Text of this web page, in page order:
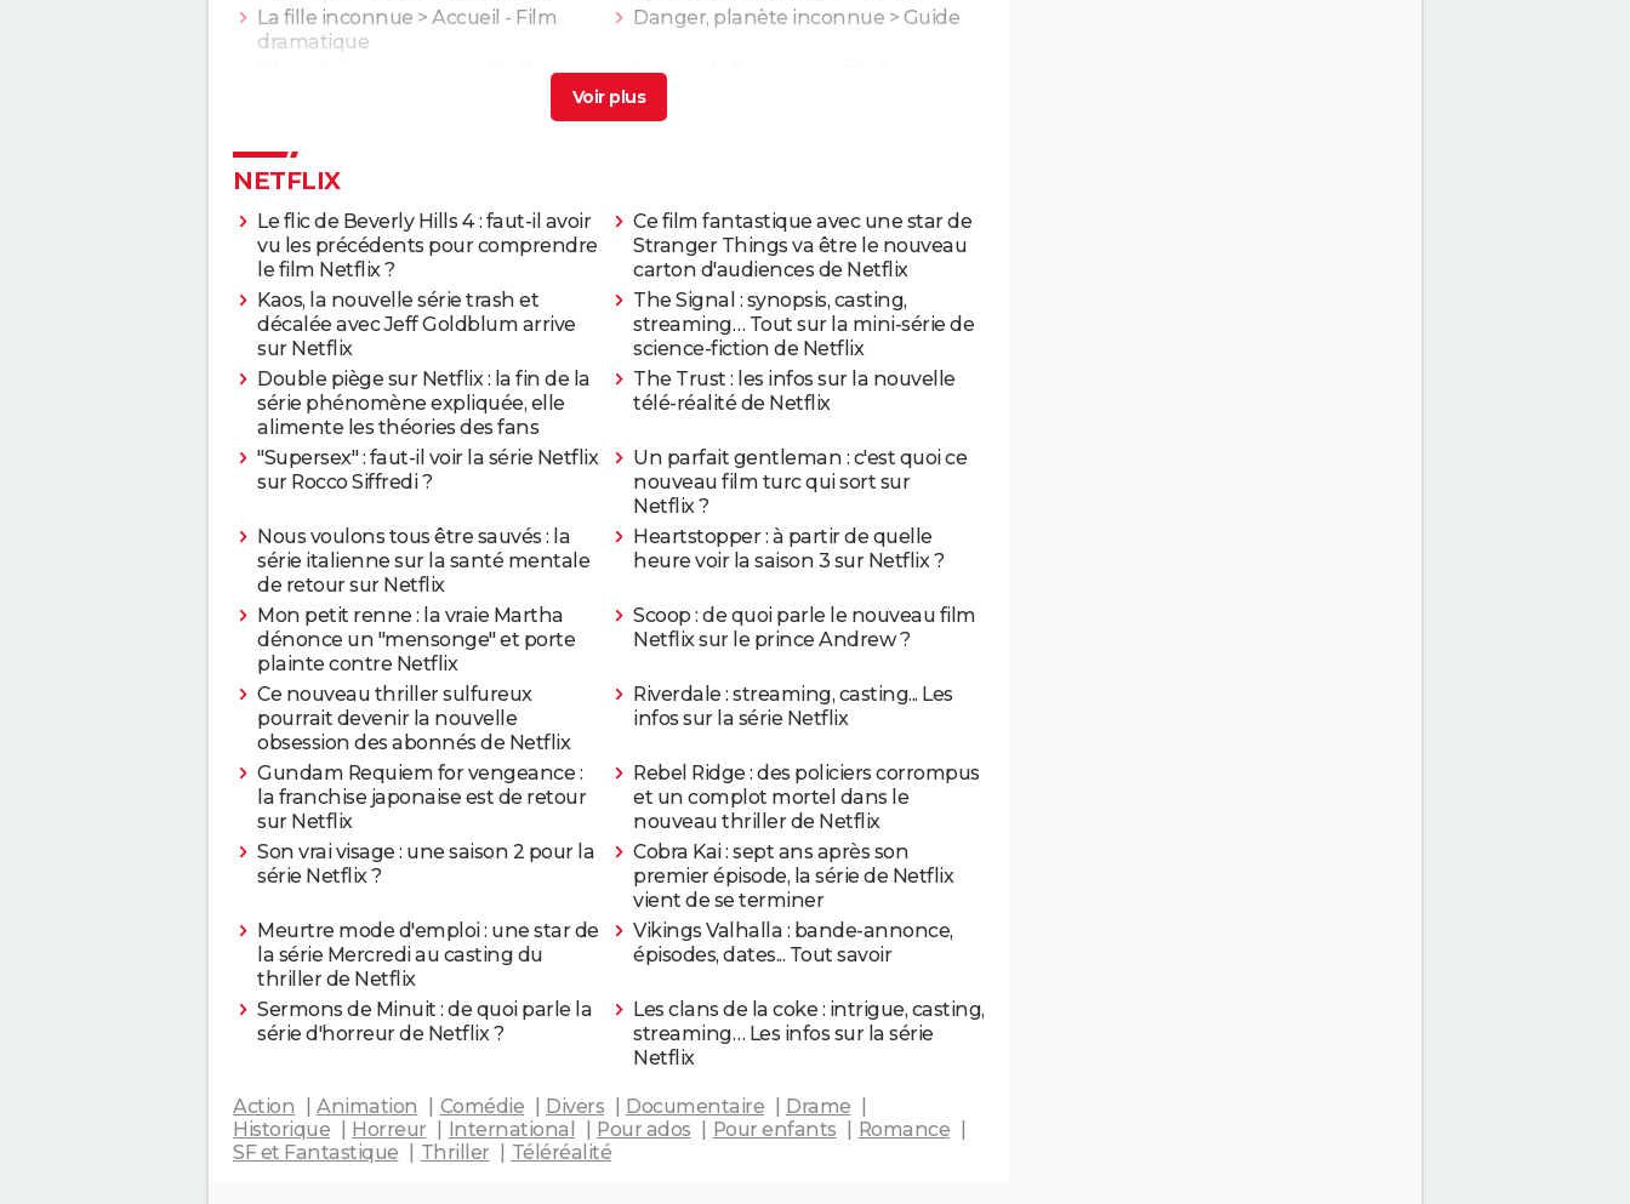
La fille inconnue > Accueil - Film
dramatique
Danger, planète inconnue > Guide
Le port de l'angoisse
NETFLIX
Le flic de Beverly Hills 4 : faut-il avoir
vu les précédents pour comprendre
le film Netflix ?
Ce film fantastique avec une star de
Stranger Things va être le nouveau
carton d'audiences de Netflix
Kaos, la nouvelle série trash et
décalée avec Jeff Goldblum arrive
sur Netflix
The Signal : synopsis, casting,
streaming… Tout sur la mini-série de
science-fiction de Netflix
Double piège sur Netflix : la fin de la
série phénomène expliquée, elle
alimente les théories des fans
The Trust : les infos sur la nouvelle
télé-réalité de Netflix
"Supersex" : faut-il voir la série Netflix
sur Rocco Siffredi ?
Un parfait gentleman : c'est quoi ce
nouveau film turc qui sort sur
Netflix ?
Nous voulons tous être sauvés : la
série italienne sur la santé mentale
de retour sur Netflix
Heartstopper : à partir de quelle
heure voir la saison 3 sur Netflix ?
Mon petit renne : la vraie Martha
dénonce un "mensonge" et porte
plainte contre Netflix
Scoop : de quoi parle le nouveau film
Netflix sur le prince Andrew ?
Ce nouveau thriller sulfureux
pourrait devenir la nouvelle
obsession des abonnés de Netflix
Riverdale : streaming, casting... Les
infos sur la série Netflix
Gundam Requiem for vengeance :
la franchise japonaise est de retour
sur Netflix
Rebel Ridge : des policiers corrompus
et un complot mortel dans le
nouveau thriller de Netflix
Son vrai visage : une saison 2 pour la
série Netflix ?
Cobra Kai : sept ans après son
premier épisode, la série de Netflix
vient de se terminer
Meurtre mode d'emploi : une star de
la série Mercredi au casting du
thriller de Netflix
Vikings Valhalla : bande-annonce,
épisodes, dates... Tout savoir
Sermons de Minuit : de quoi parle la
série d'horreur de Netflix ?
Les clans de la coke : intrigue, casting,
streaming… Les infos sur la série
Netflix
Action Animation Comédie Divers Documentaire
Drame
Historique
Horreur International Pour ados Pour enfants
Romance
SF et Fantastique
Thriller Téléréalité